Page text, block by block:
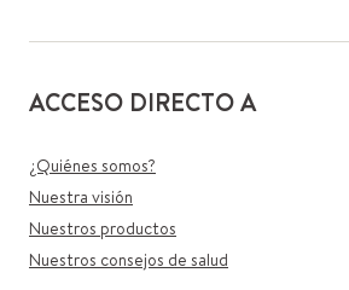
ACCESO DIRECTO A
¿Quiénes somos?
Nuestra visión
Nuestros productos
Nuestros consejos de salud